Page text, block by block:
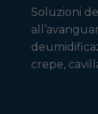
Soluzioni
crepe,